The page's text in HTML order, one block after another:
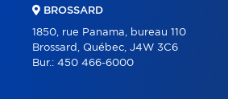
BROSSARD
1850, rue Panama, bureau 110
Brossard, Québec, J4W 3C6
Bur.: 450 466-6000